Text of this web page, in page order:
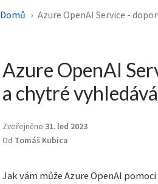
Domů Azure OpenAI Service -
Azure OpenAI
a chytré
Zveřejněno 31. led 2023
Od Tomáš Kubica
Jak vám může Azure OpenAI